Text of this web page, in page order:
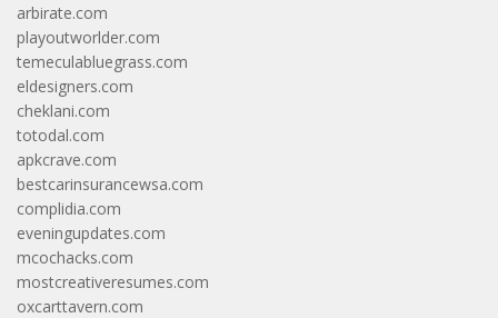
arbirate.com
playoutworlder.com
temeculabluegrass.com
eldesigners.com
cheklani.com
totodal.com
apkcrave.com
bestcarinsurancewsa.com
complidia.com
eveningupdates.com
mcochacks.com
mostcreativeresumes.com
oxcarttavern.com